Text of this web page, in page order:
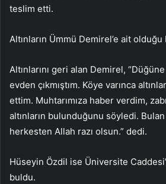
teslim etti.
Altınların Ümmü Demirel’e ait
Altınlarını geri alan Demirel,
evden çıkmıştım. Köye varınca
ettim. Muhtarımıza haber verdim,
altınların bulunduğunu söyledi.
herkesten Allah razı olsun.” dedi.
Hüseyin Özdil ise Üniversite
buldu.